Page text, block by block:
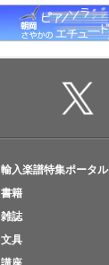
輸入楽譜特集ポータル
書籍
雑誌
文具